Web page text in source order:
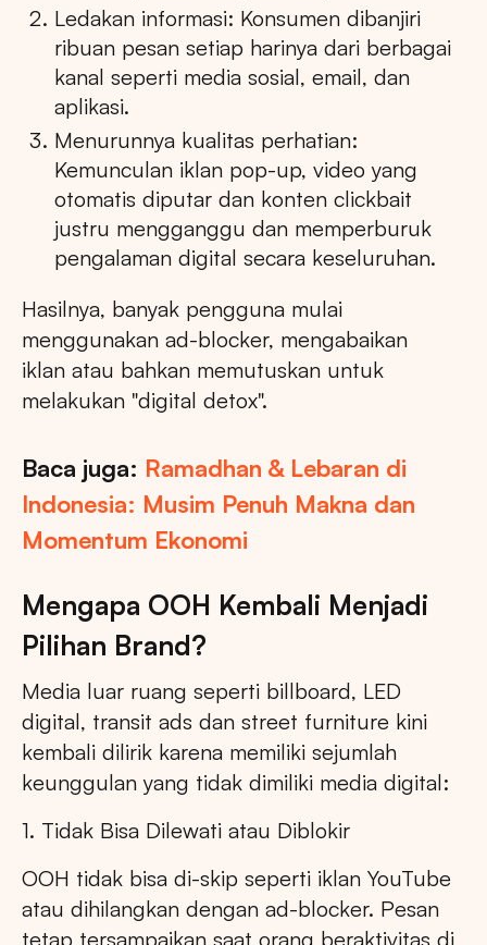
Ledakan informasi: Konsumen dibanjiri
ribuan pesan setiap harinya dari berbagai
kanal seperti media sosial, email, dan
aplikasi.
Menurunnya kualitas perhatian:
Kemunculan iklan pop-up, video yang
otomatis diputar dan konten clickbait
justru mengganggu dan memperburuk
pengalaman digital secara keseluruhan.
Hasilnya, banyak pengguna mulai
menggunakan ad-blocker, mengabaikan
iklan atau bahkan memutuskan untuk
melakukan "digital detox".
Baca juga: Ramadhan & Lebaran di
Indonesia: Musim Penuh Makna dan
Momentum Ekonomi
Mengapa OOH Kembali Menjadi
Pilihan Brand?
Media luar ruang seperti billboard, LED
digital, transit ads dan street furniture kini
kembali dilirik karena memiliki sejumlah
keunggulan yang tidak dimiliki media digital:
1. Tidak Bisa Dilewati atau Diblokir
OOH tidak bisa di-skip seperti iklan YouTube
atau dihilangkan dengan ad-blocker. Pesan
tetap tersampaikan saat orang beraktivitas di